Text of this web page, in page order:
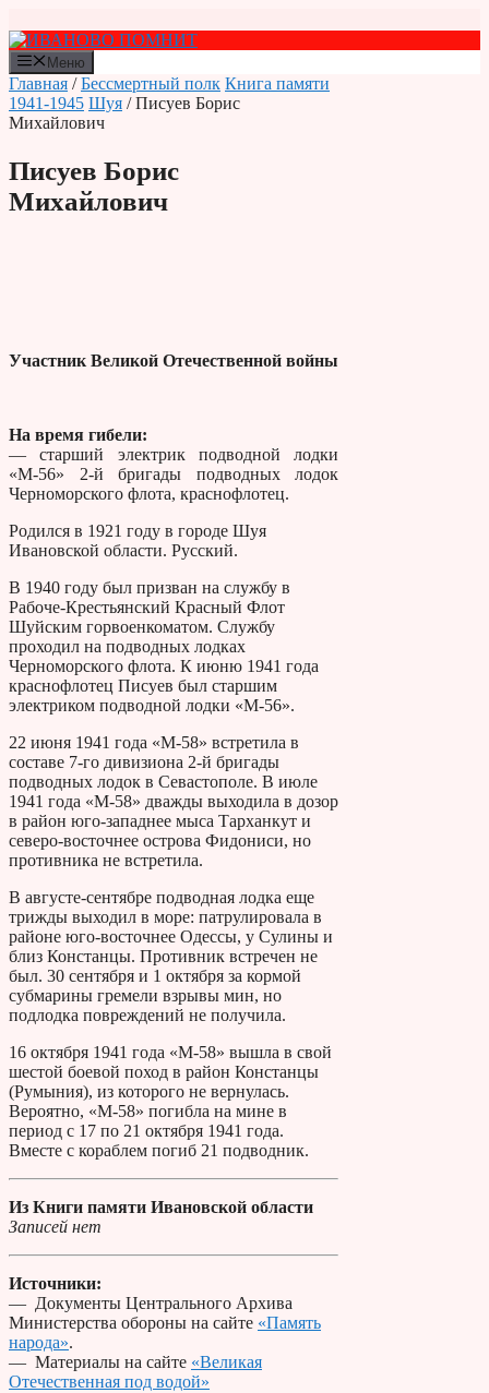
к
содержимому
Меню
Главная /Бессмертный полк Книга памяти
1941-1945 Шуя / Писуев Борис
Михайлович
Писуев Борис
Михайлович
Участник Великой Отечественной войны
На время гибели:
— старший электрик подводной лодки
«М-56» 2-й бригады подводных лодок
Черноморского флота, краснофлотец.
Родился в 1921 году в городе Шуя
Ивановской области. Русский.
В 1940 году был призван на службу в
Рабоче-Крестьянский Красный Флот
Шуйским горвоенкоматом. Службу
проходил на подводных лодках
Черноморского флота. К июню 1941 года
краснофлотец Писуев был старшим
электриком подводной лодки «М-56».
22 июня 1941 года «М-58» встретила в
составе 7-го дивизиона 2-й бригады
подводных лодок в Севастополе. В июле
1941 года «М-58» дважды выходила в дозор
в район юго-западнее мыса Тарханкут и
северо-восточнее острова Фидониси, но
противника не встретила.
В августе-сентябре подводная лодка еще
трижды выходил в море: патрулировала в
районе юго-восточнее Одессы, у Сулины и
близ Констанцы. Противник встречен не
был. 30 сентября и 1 октября за кормой
субмарины гремели взрывы мин, но
подлодка повреждений не получила.
16 октября 1941 года «М-58» вышла в свой
шестой боевой поход в район Констанцы
(Румыния), из которого не вернулась.
Вероятно, «М-58» погибла на мине в
период с 17 по 21 октября 1941 года.
Вместе с кораблем погиб 21 подводник.
Из Книги памяти Ивановской области
Записей нет
Источники:
— Документы Центрального Архива
Министерства обороны на сайте «Память
народа».
— Материалы на сайте «Великая
Отечественная под водой»